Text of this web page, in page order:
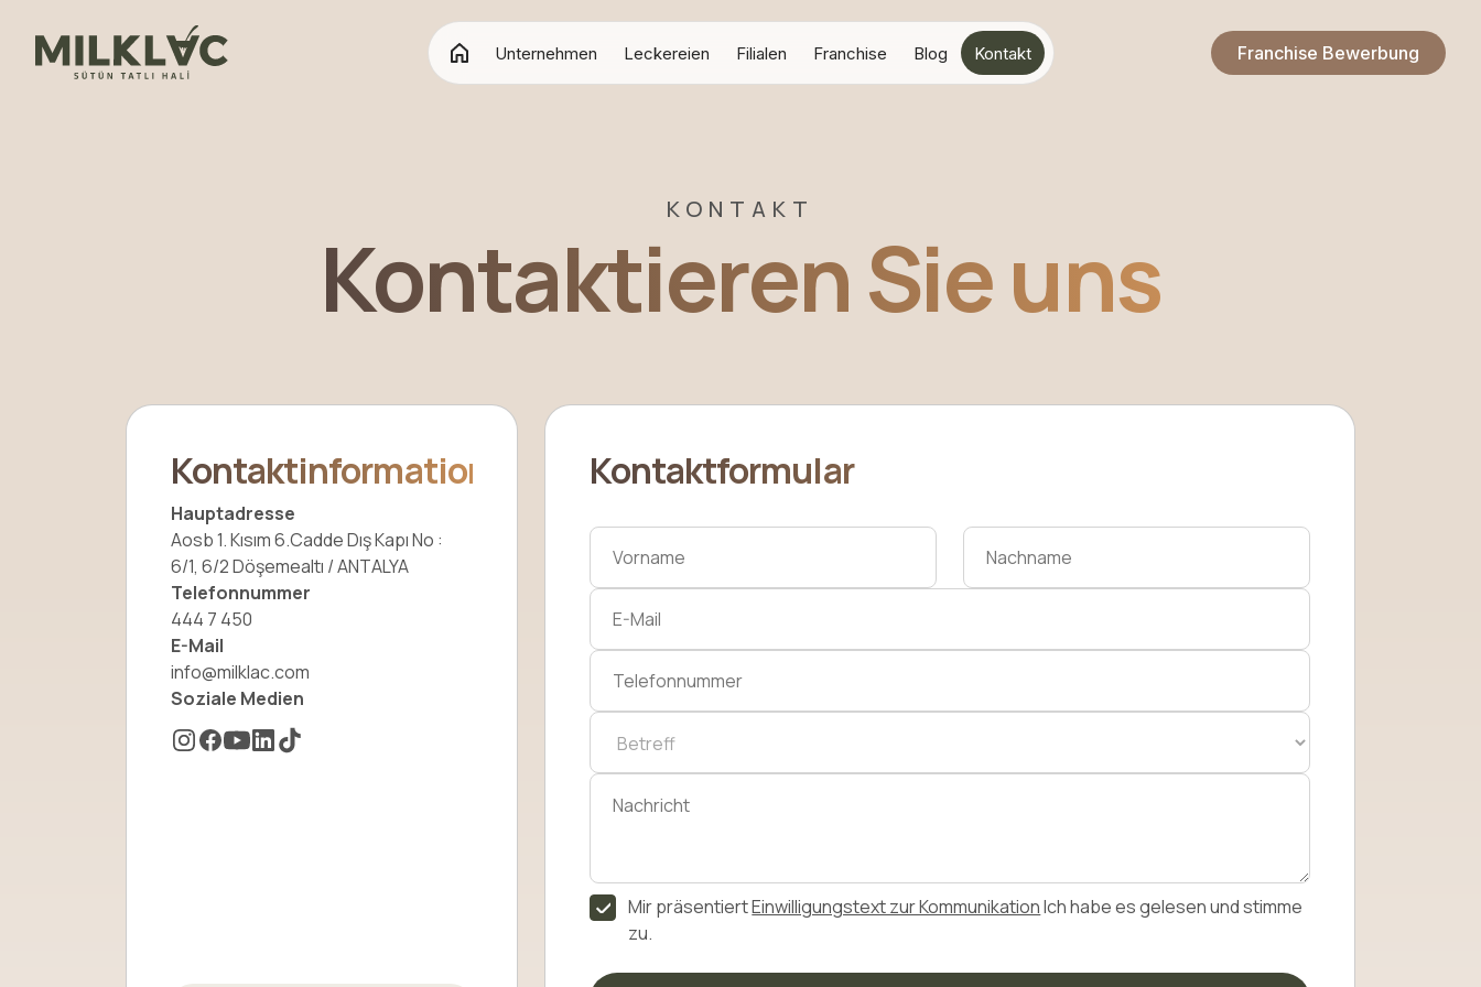
Unternehmen Leckereien Filialen Franchise Blog Kontakt Franchise Bewerbung
KONTAKT
Kontaktieren Sie uns
Kontaktinformationen
Hauptadresse
Aosb 1. Kısım 6.Cadde Dış Kapı No :
6/1, 6/2 Döşemealtı / ANTALYA
Telefonnummer
444 7 450
E-Mail
info@milklac.com
Soziale Medien
Kontaktformular
Mir präsentiertEinwilligungstext zur KommunikationIch habe es gelesen und stimme
zu.